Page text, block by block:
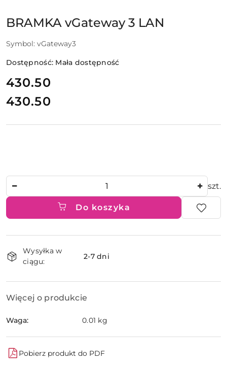
BRAMKA vGateway 3 LAN
Symbol: vGateway3
Dostępność: Mała dostępność
cena:
430.50
Cena:
430.50
szt.
Do koszyka
i
dostawa
Wysyłka w
ciągu:
2-7 dni
Więcej o produkcie
Waga: 0.01 kg
Pobierz produkt do PDF